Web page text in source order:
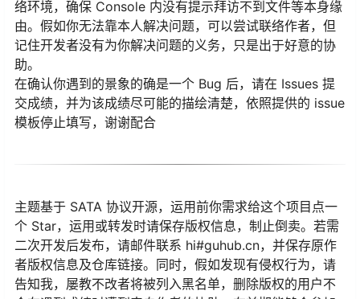
络环境，确保 Console 内没有提示拜访不到文件等本身缘
由。假如你无法靠本人解决问题，可以尝试联络作者，但
记住开发者没有为你解决问题的义务，只是出于好意的协
助。
在确认你遇到的景象的确是一个 Bug 后，请在 Issues 提
交成绩，并为该成绩尽可能的描绘清楚，依照提供的 issue
模板停止填写，谢谢配合
主题基于 SATA 协议开源，运用前你需求给这个项目点一
个 Star，运用或转发时请保存版权信息，制止倒卖。若需
二次开发后发布，请邮件联系 hi#guhub.cn，并保存原作
者版权信息及仓库链接。同时，假如发现有侵权行为，请
告知我，屡教不改者将被列入黑名单，删除版权的用户不